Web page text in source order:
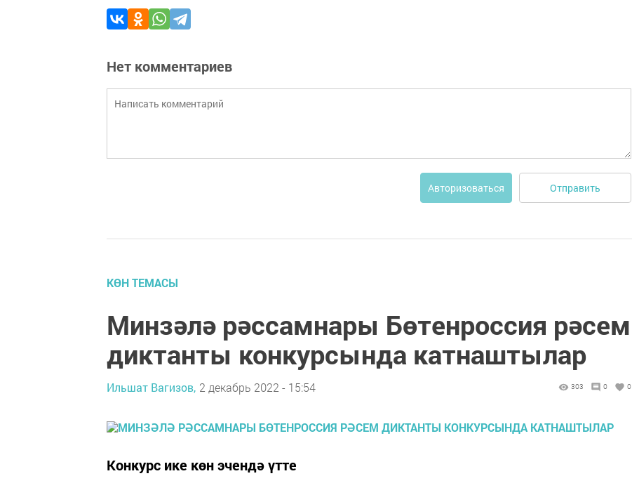
Нет комментариев
Авторизоваться Отправить
КӨН ТЕМАСЫ
Минзәлә рәссамнары Бөтенроссия рәсем
диктанты конкурсында катнаштылар
Ильшат Вагизов, 2 декабрь 2022 - 15:54 303 0 0
Конкурс ике көн эчендә үтте